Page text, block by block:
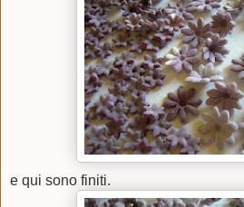
e qui sono finiti.